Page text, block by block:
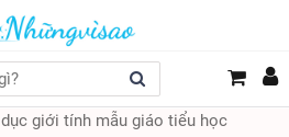
giới tính mẫu giáo tiểu học